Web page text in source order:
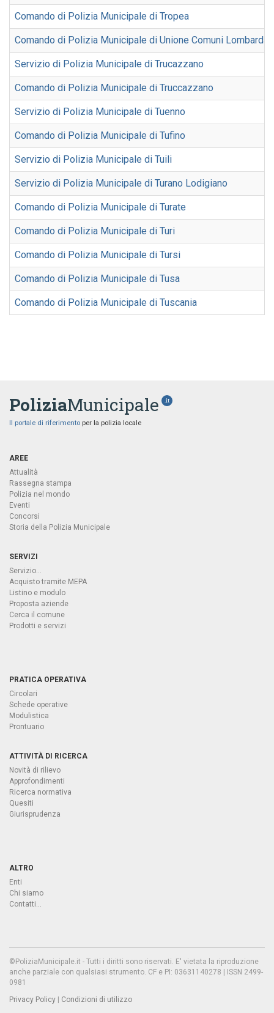
Comando di Polizia Municipale di Tropea
Comando di Polizia Municipale di Unione Comuni Lombarda
Servizio di Polizia Municipale di Trucazzano
Comando di Polizia Municipale di Truccazzano
Servizio di Polizia Municipale di Tuenno
Comando di Polizia Municipale di Tufino
Servizio di Polizia Municipale di Tuili
Servizio di Polizia Municipale di Turano Lodigiano
Comando di Polizia Municipale di Turate
Comando di Polizia Municipale di Turi
Comando di Polizia Municipale di Tursi
Comando di Polizia Municipale di Tusa
Comando di Polizia Municipale di Tuscania
PoliziaMunicipale .it
Il portale di riferimento per la polizia locale
AREE
Attualità
Rassegna stampa
Polizia nel mondo
Eventi
Concorsi
Storia della Polizia Municipale
SERVIZI
Servizio...
Acquisto tramite MEPA
Listino e modulo
Proposta aziende
Cerca il comune
Prodotti e servizi
PRATICA OPERATIVA
Circolari
Schede operative
Modulistica
Prontuario
ATTIVITÀ DI RICERCA
Novità di rilievo
Approfondimenti
Ricerca normativa
Quesiti
Giurisprudenza
ALTRO
Enti
Chi siamo
Contatti...
©PoliziaMunicipale.it - Tutti i diritti sono riservati. E' vietata la riproduzione
anche parziale con qualsiasi strumento. CF e PI: 03631140278 | ISSN 2499-
0981
Privacy Policy | Condizioni di utilizzo